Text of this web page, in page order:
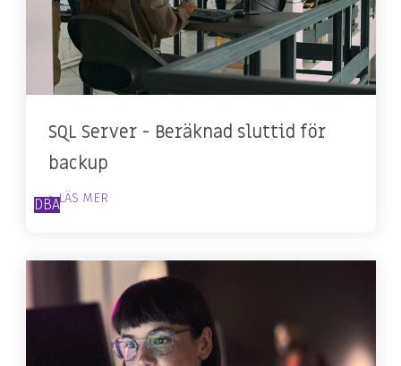
SQL Server - Beräknad sluttid för
backup
DBA> LÄS MER